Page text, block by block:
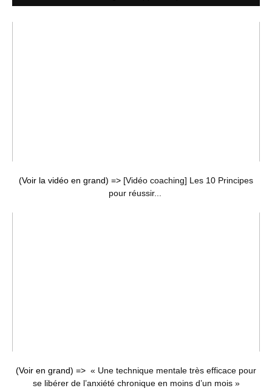
(Voir la vidéo en grand) => [Vidéo coaching] Les 10 Principes
pour réussir...
(Voir en grand) => « Une technique mentale très efficace pour
se libérer de l’anxiété chronique en moins d’un mois »